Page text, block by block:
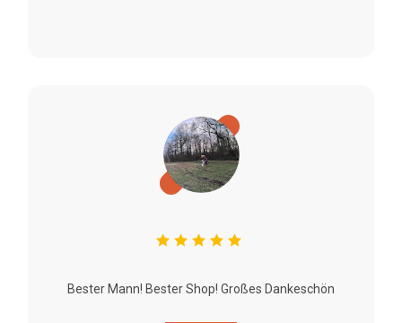
Bester Mann! Bester Shop! Großes Dankeschön